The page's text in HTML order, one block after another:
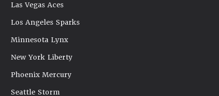
Las Vegas Aces
Los Angeles Sparks
Minnesota Lynx
New York Liberty
Phoenix Mercury
Seattle Storm